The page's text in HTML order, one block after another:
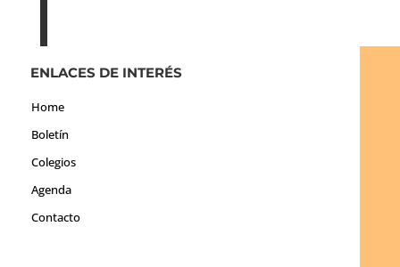
ENLACES DE INTERÉS
Home
Boletín
Colegios
Agenda
Contacto